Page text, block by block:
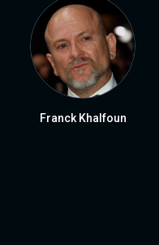
Franck Khalfoun